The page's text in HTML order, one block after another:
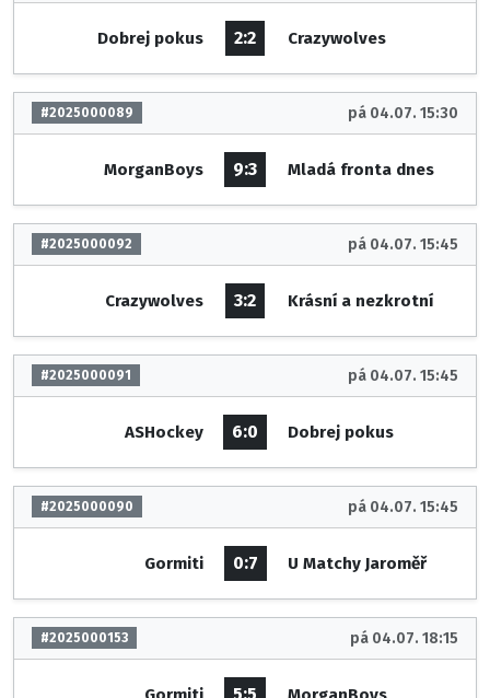
Dobrej pokus 2:2 Crazywolves
#2025000089 pá 04.07. 15:30
MorganBoys 9:3 Mladá fronta dnes
#2025000092 pá 04.07. 15:45
Crazywolves 3:2 Krásní a nezkrotní
#2025000091 pá 04.07. 15:45
ASHockey 6:0 Dobrej pokus
#2025000090 pá 04.07. 15:45
Gormiti 0:7 U Matchy Jaroměř
#2025000153 pá 04.07. 18:15
5:5